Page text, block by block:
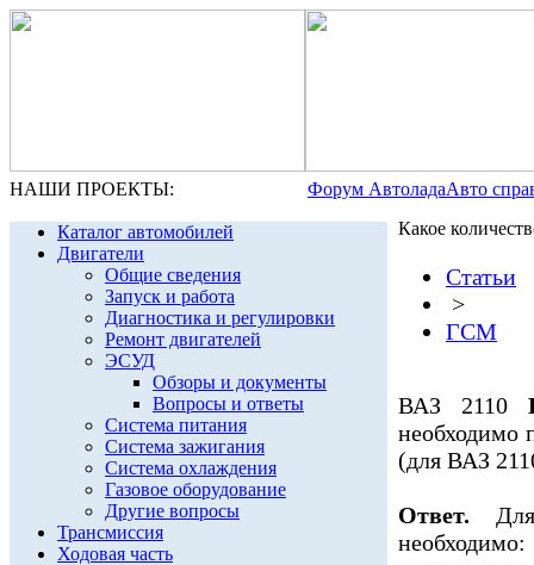
НАШИ ПРОЕКТЫ: Форум АвтоладаАвто
Каталог автомобилей
Двигатели
Общие сведения
Запуск и работа
Диагностика и регулировки
Ремонт двигателей
ЭСУД
Обзоры и документы
Вопросы и ответы
Система питания
Система зажигания
Система охлаждения
Газовое оборудование
Другие вопросы
Трансмиссия
Ходовая часть
Какое
Статьи
>
ГСМ
ВАЗ 2110
необходимо
(для ВАЗ
Ответ. Для